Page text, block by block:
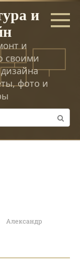
и
и
своими
фото и
Александр